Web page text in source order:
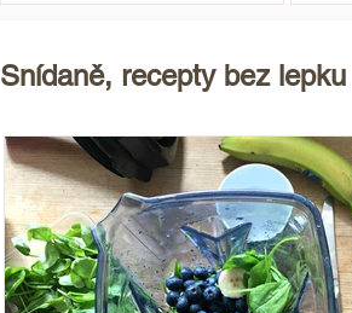
Snídaně, recepty bez lepku